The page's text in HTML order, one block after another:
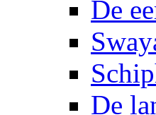
De
De